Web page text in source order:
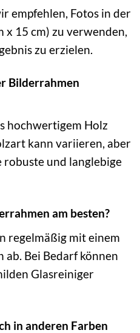
empfehlen, Fotos in der
x 15 cm) zu verwenden,
zu erzielen.
Bilderrahmen
hochwertigem Holz
kann variieren, aber
robuste und langlebige
am besten?
regelmäßig mit einem
ab. Bei Bedarf können
Glasreiniger
in anderen Farben